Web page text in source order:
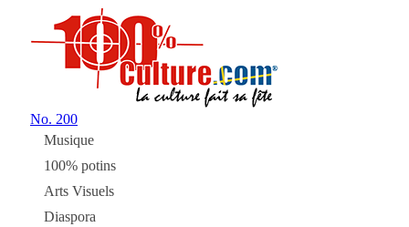
No. 200
Musique
100% potins
Arts Visuels
Diaspora